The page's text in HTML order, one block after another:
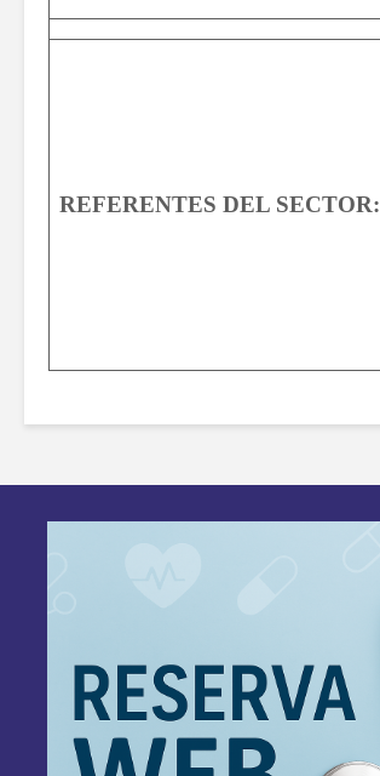
REFERENTES DEL SECTOR: